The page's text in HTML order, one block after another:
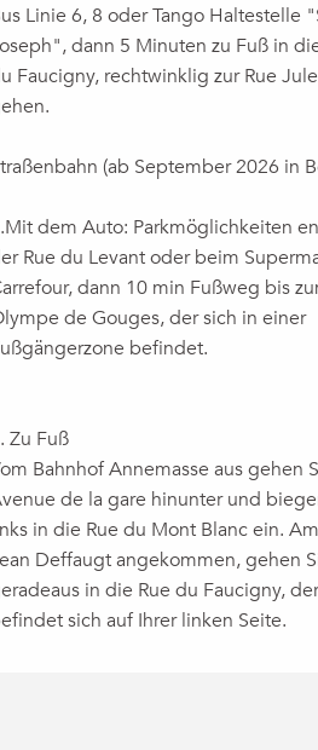
Linie 6, 8 oder Tango Haltestelle
dann 5 Minuten zu Fuß in
Faucigny, rechtwinklig zur Rue
(ab September 2026 in
dem Auto: Parkmöglichkeiten
Rue du Levant oder beim
dann 10 min Fußweg bis
de Gouges, der sich in einer
befindet.
Zu Fuß
Bahnhof Annemasse aus gehen
de la gare hinunter und
in die Rue du Mont Blanc ein.
Deffaugt angekommen, gehen
in die Rue du Faucigny,
sich auf Ihrer linken Seite.